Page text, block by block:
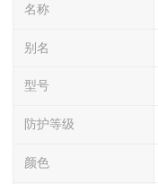
名称
别名
型号
防护等级
颜色